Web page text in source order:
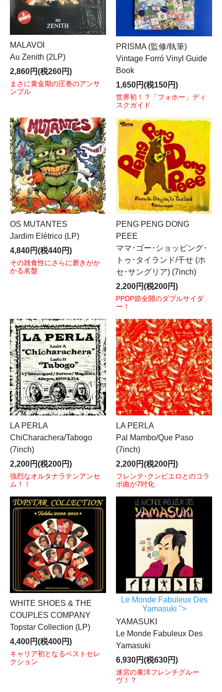
MALAVOI
Au Zenith (2LP)
2,860円(税260円)
まさに黄金期の圧巻のアンサ
ンブル
PRISMA (監修/執筆)
Vintage Forró Vinyl Guide
Book
1,650円(税150円)
世界初！？「フォホー」ディ
スクガイド
OS MUTANTES
Jardim Elétrico (LP)
4,840円(税440円)
その雑食性にさらに磨きがか
かる名盤
PENG PENG DONG
PEEE
ママ･ゴー･ショッピング･
トゥ･タイランド/干せ (ホ
セ･サングリア) (7inch)
2,200円(税200円)
PPDP節全開のダブルサイダ
ー！
LA PERLA
ChiCharachera/Tabogo
(7inch)
2,200円(税200円)
強烈なオルタナラテンアンセ
ム！！
LA PERLA
Pal Mambo/Que Paso
(7inch)
2,200円(税200円)
フレンテ･クンビエロとのコラ
ボ曲が7吋化
WHITE SHOES & THE
COUPLES COMPANY
Topstar Collection (LP)
4,400円(税400円)
キャリア初となるベストセレ
クション
Le Monde Fabuleux Des
Yamasuki ">
YAMASUKI
Le Monde Fabuleux Des
Yamasuki
6,930円(税630円)
迷宮の東洋フレンチグルー
ヴ！？